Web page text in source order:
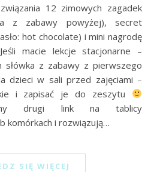
12 zimowych zagadek
z zabawy powyżej), secret
hot chocolate) i mini nagrodę
macie lekcje stacjonarne –
słówka z zabawy z pierwszego
dzieci w sali przed zajęciami –
i zapisać je do zeszytu
drugi link na tablicy
komórkach i rozwiązują…
SIĘ WIĘCEJ